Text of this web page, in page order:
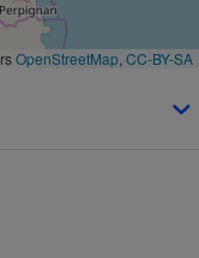
OpenStreetMap CC-BY-SA